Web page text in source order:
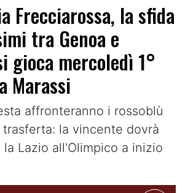
Frecciarossa, la sfida
tra Genoa e
gioca mercoledì 1°
Marassi
affronteranno i rossoblù
la vincente dovrà
Lazio all'Olimpico a inizio